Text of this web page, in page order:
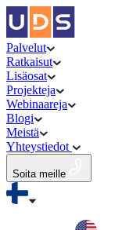
Palvelut
Ratkaisut
Lisäosat
Projekteja
Webinaareja
Blogi
Meistä
Yhteystiedot
Soita meille